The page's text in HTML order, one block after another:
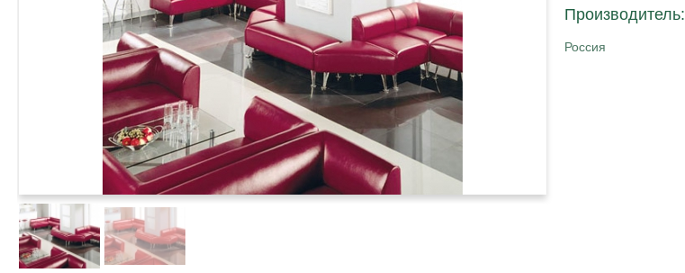
Производитель:
Россия